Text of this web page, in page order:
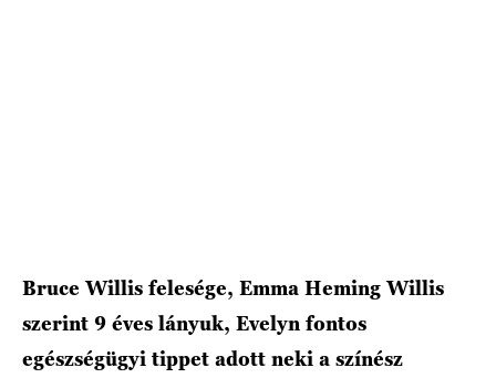
Bruce Willis felesége, Emma Heming Willis
szerint 9 éves lányuk, Evelyn fontos
egészségügyi tippet adott neki a színész